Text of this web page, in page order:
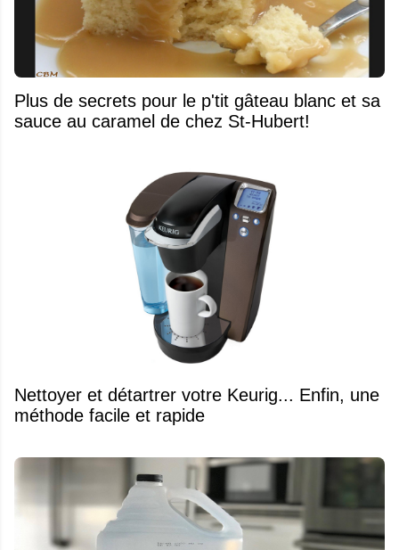
Plus de secrets pour le p'tit gâteau blanc et sa
sauce au caramel de chez St-Hubert!
Nettoyer et détartrer votre Keurig... Enfin, une
méthode facile et rapide